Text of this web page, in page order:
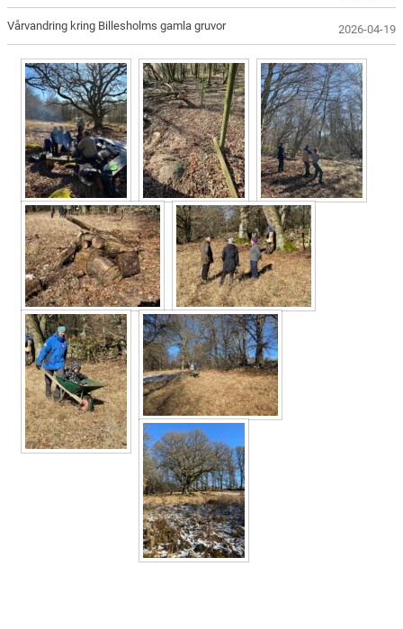
Vårvandring kring Billesholms gamla gruvor 2026-04-19